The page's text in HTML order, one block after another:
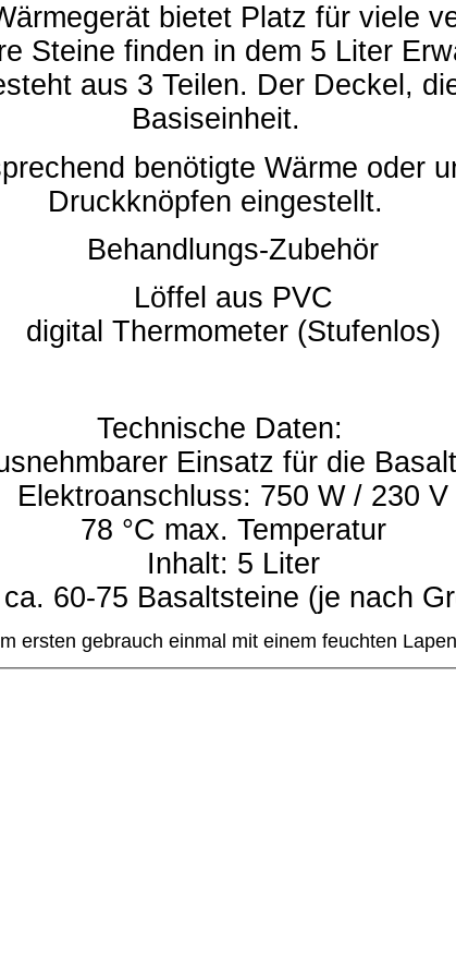
bietet Platz für viele
Steine finden in dem 5 Liter
aus 3 Teilen. Der Deckel,
Basiseinheit.
benötigte Wärme oder
Druckknöpfen eingestellt.
Behandlungs-Zubehör
Löffel aus PVC
digital Thermometer (Stufenlos)
Technische Daten:
Einsatz für die
Elektroanschluss: 750 W / 230 V
78 °C max. Temperatur
Inhalt: 5 Liter
60-75 Basaltsteine (je nach
ersten gebrauch einmal mit einem feuchten